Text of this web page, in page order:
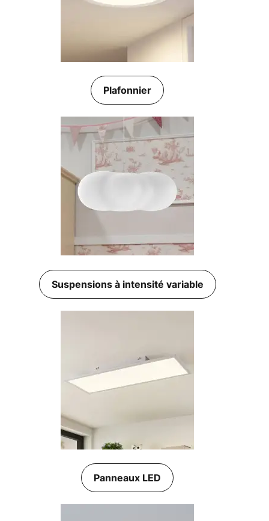
Plafonnier
Suspensions à intensité variable
Panneaux LED